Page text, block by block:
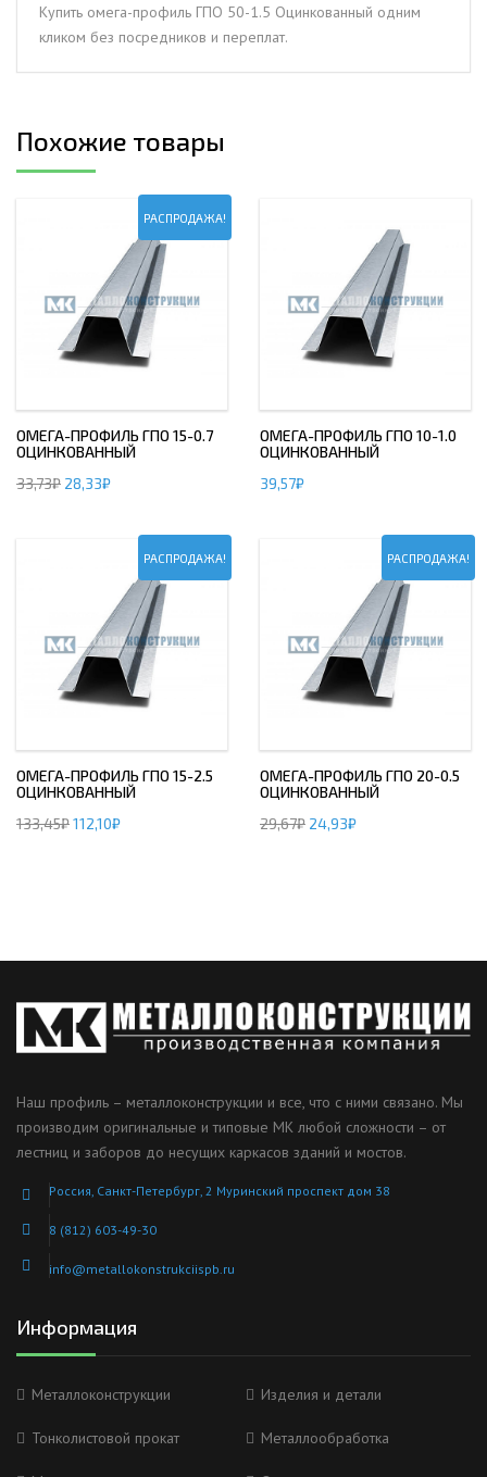
Купить омега-профиль ГПО 50-1.5 Оцинкованный одним
кликом без посредников и переплат.
Похожие товары
РАСПРОДАЖА!
ОМЕГА-ПРОФИЛЬ ГПО 15-0.7
ОЦИНКОВАННЫЙ
33,73₽ 28,33₽
ОМЕГА-ПРОФИЛЬ ГПО 10-1.0
ОЦИНКОВАННЫЙ
39,57₽
РАСПРОДАЖА!
ОМЕГА-ПРОФИЛЬ ГПО 15-2.5
ОЦИНКОВАННЫЙ
133,45₽112,10₽
РАСПРОДАЖА!
ОМЕГА-ПРОФИЛЬ ГПО 20-0.5
ОЦИНКОВАННЫЙ
29,67₽ 24,93₽
Наш профиль – металлоконструкции и все, что с ними связано. Мы
производим оригинальные и типовые МК любой сложности – от
лестниц и заборов до несущих каркасов зданий и мостов.
Россия, Санкт-Петербург, 2 Муринский проспект дом 38
8 (812) 603-49-30
info@metallokonstrukciispb.ru
Информация
Металлоконструкции Изделия и детали
Тонколистовой прокат Металлообработка